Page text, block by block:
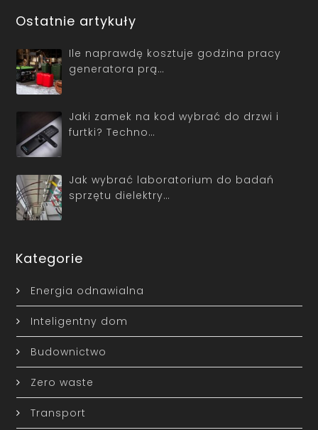
Ostatnie artykuły
Ile naprawdę kosztuje godzina pracy
generatora prą…
Jaki zamek na kod wybrać do drzwi i
furtki? Techno…
Jak wybrać laboratorium do badań
sprzętu dielektry…
Kategorie
Energia odnawialna
Inteligentny dom
Budownictwo
Zero waste
Transport